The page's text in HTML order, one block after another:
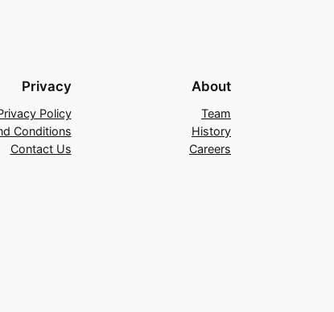
About
Team
History
Careers
Privacy
Policy
Conditions
Contact Us